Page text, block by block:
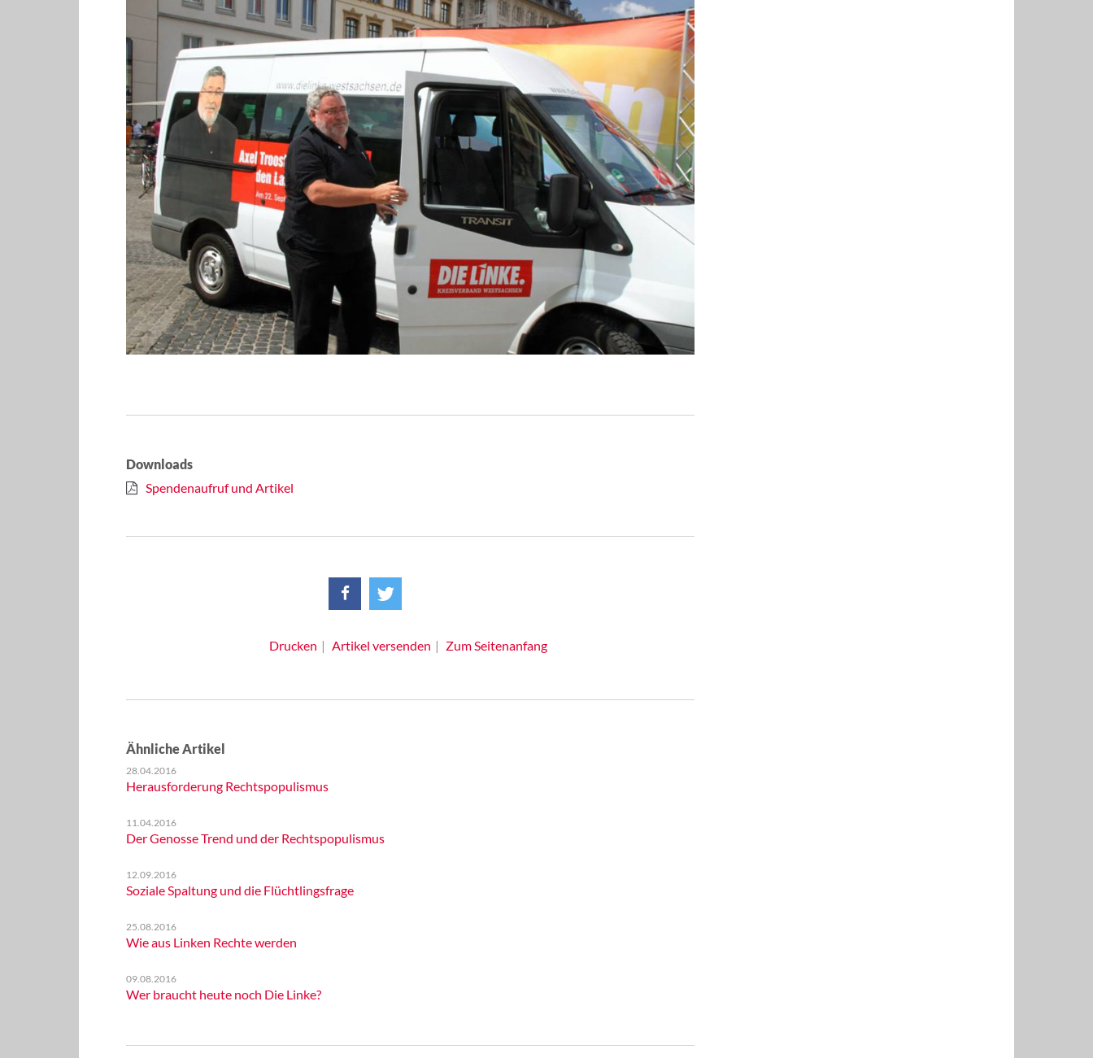
Downloads
Spendenaufruf und Artikel
Drucken Artikel versenden Zum Seitenanfang
Ähnliche Artikel
28.04.2016
Herausforderung Rechtspopulismus
11.04.2016
Der Genosse Trend und der Rechtspopulismus
12.09.2016
Soziale Spaltung und die Flüchtlingsfrage
25.08.2016
Wie aus Linken Rechte werden
09.08.2016
Wer braucht heute noch Die Linke?